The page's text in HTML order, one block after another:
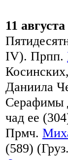
11 августа
IV). Прпп.
Даниила
Серафимы
чад ее
Прмч.
(589)